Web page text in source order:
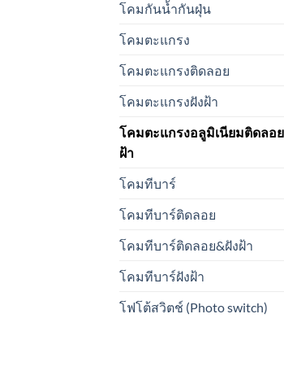
โคมกันน้ำกันฝุ่น
โคมตะแกรง
โคมตะแกรงติดลอย
โคมตะแกรงฝังฝ้า
โคมตะแกรงอลูมิเนียมติดลอ
ฝ้า
โคมทีบาร์
โคมทีบาร์ติดลอย
โคมทีบาร์ติดลอย&ฝังฝ้า
โคมทีบาร์ฝังฝ้า
โฟโต้สวิตช์ (Photo switch)